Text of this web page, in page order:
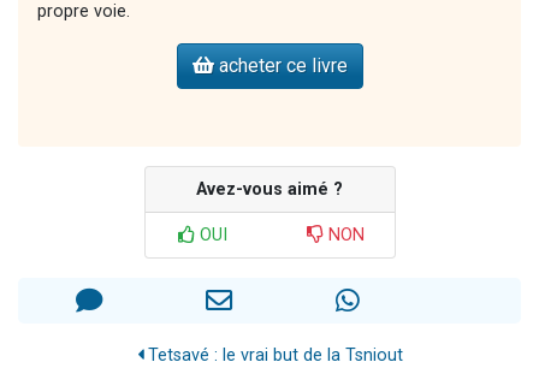
propre voie.
acheter ce livre
Avez-vous aimé ?
OUI NON
Tetsavé : le vrai but de la Tsniout